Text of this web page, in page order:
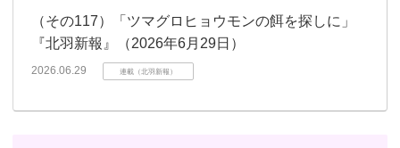
（その117）「ツマグロヒョウモンの餌を探しに」
『北羽新報』（2026年6月29日）
2026.06.29 連載（北羽新報）